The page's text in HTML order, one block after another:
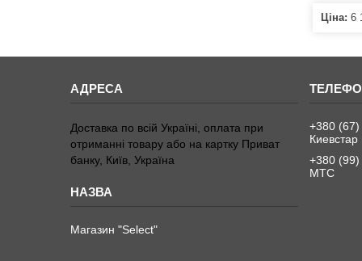
Ціна: 6
Доставка по всій Україні, оплата при
отриманні товару або на картку Приват
банку, Київ, Україна
Магазин "Select"
+380
Киевстар
+380
МТС